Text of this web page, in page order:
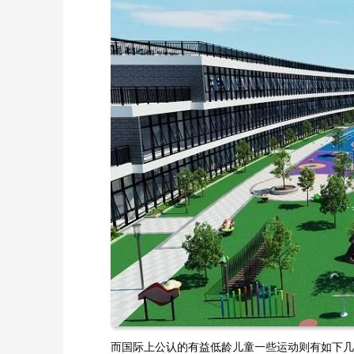
而国际上公认的有益低龄儿童一些运动则有如下